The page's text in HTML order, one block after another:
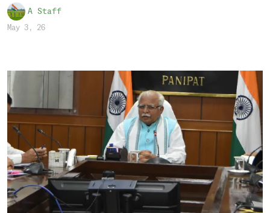
A Staff
May 3, 26